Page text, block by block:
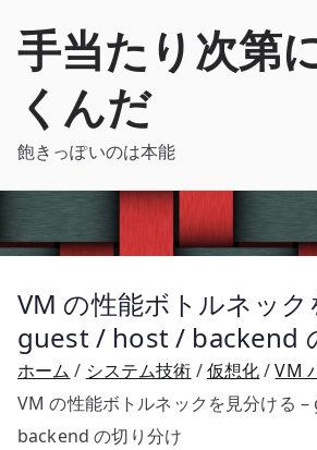
手当たり次第
くんだ
飽きっぽいのは本能
VM の性能ボトルネック
guest / host / backend
ホーム システム技術 仮想化
VM
VM の性能ボトルネックを見分ける
backend の切り分け